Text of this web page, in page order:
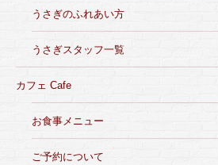
うさぎのふれあい方
うさぎスタッフ一覧
カフェ Cafe
お食事メニュー
ご予約について